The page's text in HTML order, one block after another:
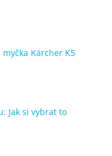
Kärcher K5
Jak si vybrat to